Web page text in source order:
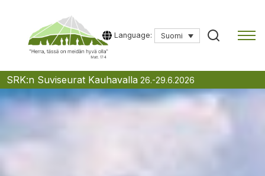
Skip
to
content
Language: Suomi
SRK:n Suviseurat Kauhavalla 26.-29.6.2026